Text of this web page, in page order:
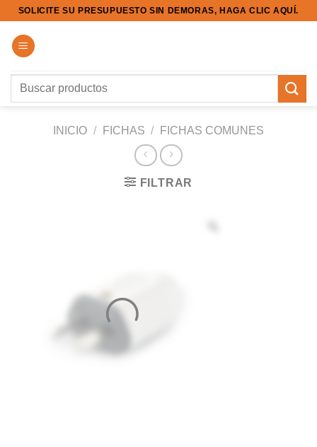
Saltar
contenido
SOLICITE SU PRESUPUESTO SIN DEMORAS, HAGA CLIC AQUÍ.
Buscar
INICIO / FICHAS / FICHAS COMUNES
FILTRAR